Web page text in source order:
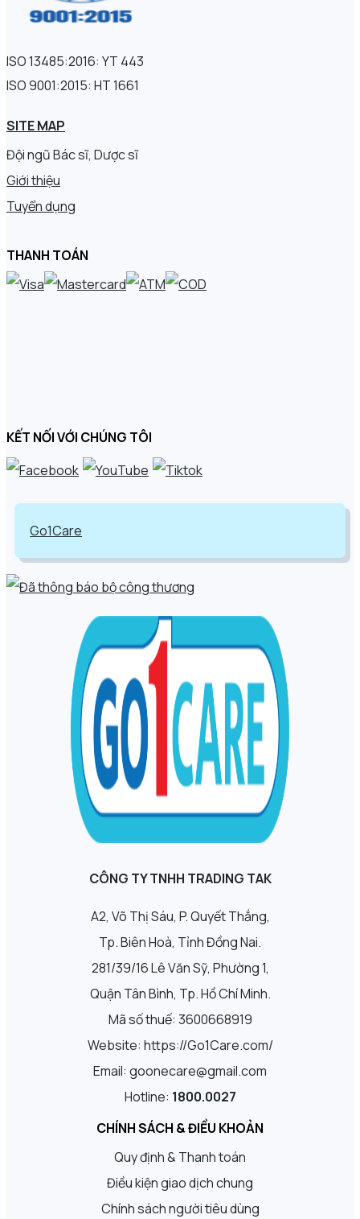
ISO 13485:2016: YT 443
ISO 9001:2015: HT 1661
SITE MAP
Đội ngũ Bác sĩ, Dược sĩ
Giới thiệu
Tuyển dụng
THANH TOÁN
KẾT NỐI VỚI CHÚNG TÔI
Go1Care
CÔNG TY TNHH TRADING TAK
A2, Võ Thị Sáu, P. Quyết Thắng,
Tp. Biên Hoà, Tỉnh Đồng Nai.
281/39/16 Lê Văn Sỹ, Phường 1,
Quận Tân Bình, Tp. Hồ Chí Minh.
Mã số thuế: 3600668919
Website: https://Go1Care.com/
Email: goonecare@gmail.com
Hotline: 1800.0027
CHÍNH SÁCH & ĐIỀU KHOẢN
Quy định & Thanh toán
Điều kiện giao dịch chung
Chính sách người tiêu dùng